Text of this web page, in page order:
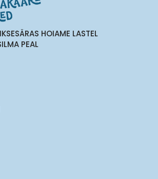
HOIAME LASTEL
PEAL